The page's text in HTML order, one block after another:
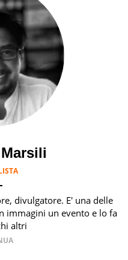
divulgatore. E' una delle
immagini un evento e lo fa
altri